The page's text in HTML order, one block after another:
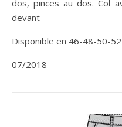
dos, pinces au dos. Col
devant
Disponible en 46-48-50-
07/2018